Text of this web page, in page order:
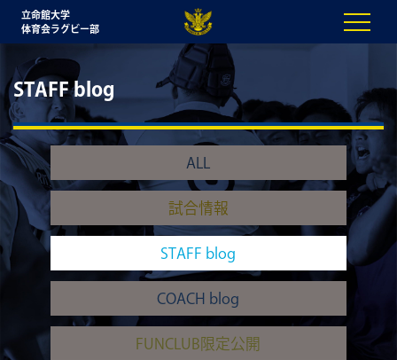
立命館大学
体育会ラグビー部
STAFF blog
ALL
試合情報
STAFF blog
COACH blog
FUNCLUB限定公開